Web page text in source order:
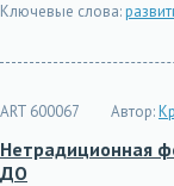
Ключевые слова:
ART 600067 Автор:
Нетрадиционная
ДО